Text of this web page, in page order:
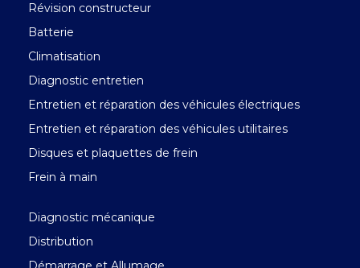
Révision constructeur
Batterie
Climatisation
Diagnostic entretien
Entretien et réparation des véhicules électriques
Entretien et réparation des véhicules utilitaires
Disques et plaquettes de frein
Frein à main
Diagnostic mécanique
Distribution